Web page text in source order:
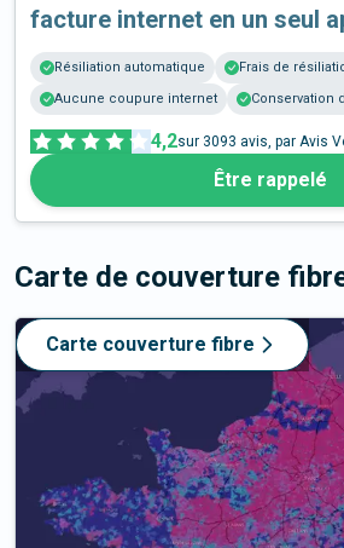
facture internet en un seul
Résiliation automatique
Frais de
Aucune coupure internet
Conservation
4,2sur 3093 avis, par Avis
Être rappelé
Carte de couverture
Carte couverture fibre